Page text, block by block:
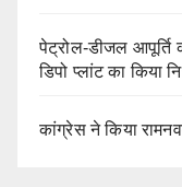
पेट्रोल-डीजल
डिपो प्लांट का किया
कांग्रेस ने किया